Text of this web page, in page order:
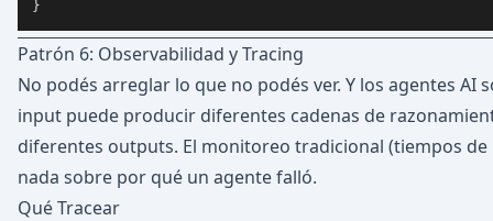
}
Patrón 6: Observabilidad y Tracing
No podés arreglar lo que no podés ver. Y los agentes
input puede producir diferentes cadenas de
diferentes outputs. El monitoreo tradicional (tiempos
nada sobre por qué un agente falló.
Qué Tracear